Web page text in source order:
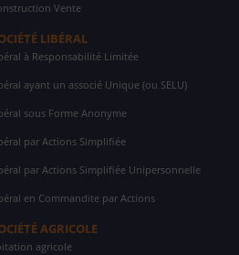
Vente
LIBÉRAL
à Responsabilité Limitée
ayant un associé Unique (ou SELU)
sous Forme Anonyme
par Actions Simplifiée
par Actions Simplifiée Unipersonnelle
en Commandite par Actions
AGRICOLE
agricole